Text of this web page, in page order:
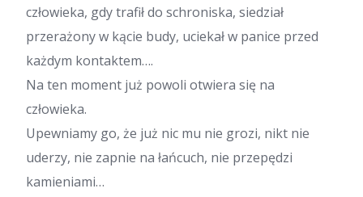
człowieka, gdy trafił do schroniska, siedział
przerażony w kącie budy, uciekał w panice przed
każdym kontaktem….
Na ten moment już powoli otwiera się na
człowieka.
Upewniamy go, że już nic mu nie grozi, nikt nie
uderzy, nie zapnie na łańcuch, nie przepędzi
kamieniami…